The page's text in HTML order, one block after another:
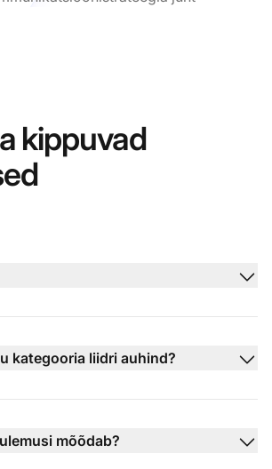
kippuvad
kategooria liidri auhind?
mõõdab?